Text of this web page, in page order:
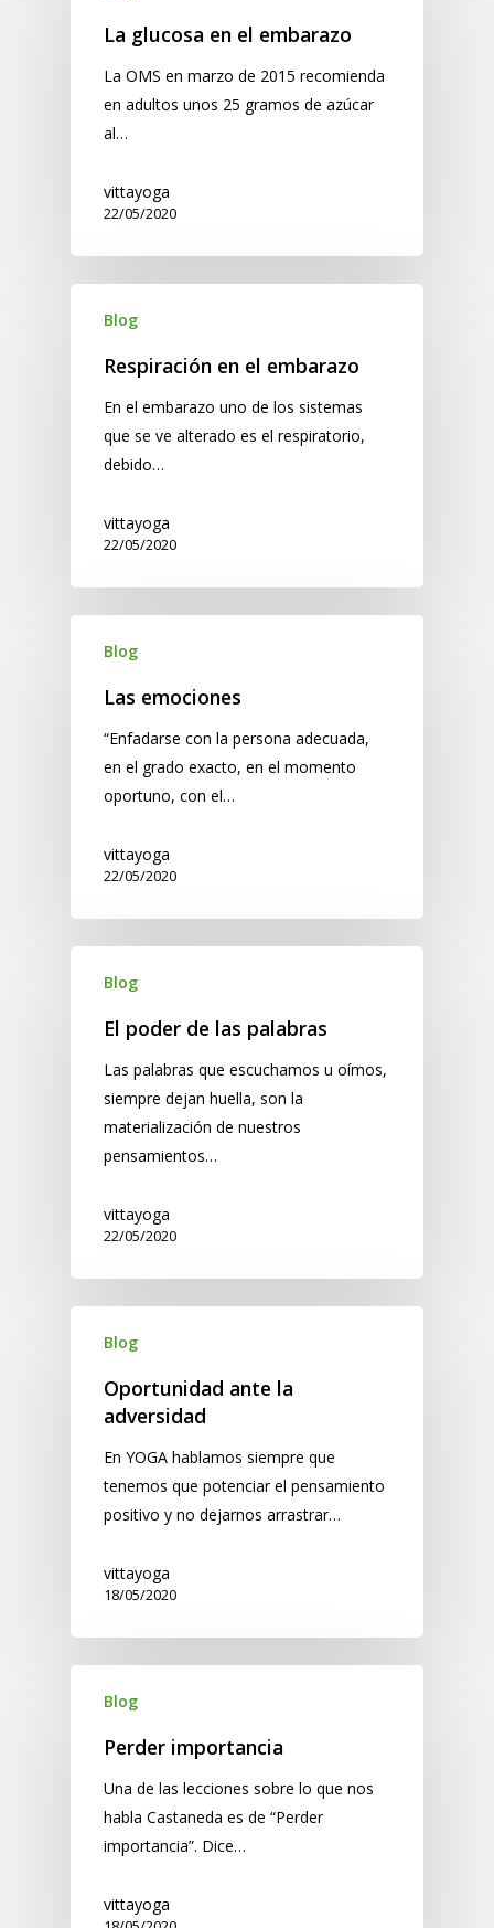
La glucosa en el embarazo
La OMS en marzo de 2015 recomienda
en adultos unos 25 gramos de azúcar
al…
vittayoga
22/05/2020
Blog
Respiración en el embarazo
En el embarazo uno de los sistemas
que se ve alterado es el respiratorio,
debido…
vittayoga
22/05/2020
Blog
Las emociones
“Enfadarse con la persona adecuada,
en el grado exacto, en el momento
oportuno, con el…
vittayoga
22/05/2020
Blog
El poder de las palabras
Las palabras que escuchamos u oímos,
siempre dejan huella, son la
materialización de nuestros
pensamientos…
vittayoga
22/05/2020
Blog
Oportunidad ante la
adversidad
En YOGA hablamos siempre que
tenemos que potenciar el pensamiento
positivo y no dejarnos arrastrar…
vittayoga
18/05/2020
Blog
Perder importancia
Una de las lecciones sobre lo que nos
habla Castaneda es de “Perder
importancia”. Dice…
vittayoga